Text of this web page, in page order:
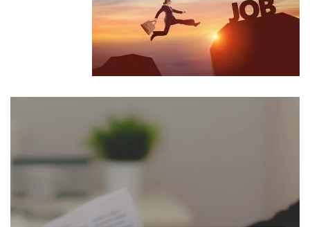
כנסים ואירועים
לכל העוסקים בתעשיית הסמיקונדקטור כולל מהנדסים,